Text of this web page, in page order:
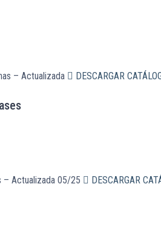
– Actualizada DESCARGAR
– Actualizada 05/25 DESCARGAR